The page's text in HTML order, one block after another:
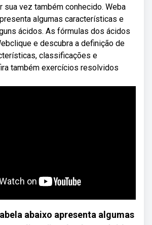
sua vez também conhecido. Weba
algumas características e
ácidos. As fórmulas dos ácidos
e descubra a definição de
classificações e
também exercícios resolvidos
abaixo apresenta algumas